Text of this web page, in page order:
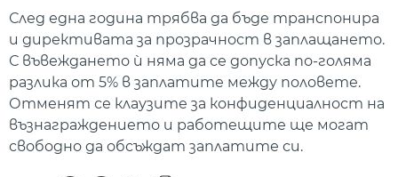
След една година трябва да бъде транспонира
и директивата за прозрачност в заплащането.
С въвеждането ѝ няма да се допуска по-голяма
разлика от 5% в заплатите между половете.
Отменят се клаузите за конфиденциалност на
възнаграждението и работещите ще могат
свободно да обсъждат заплатите си.